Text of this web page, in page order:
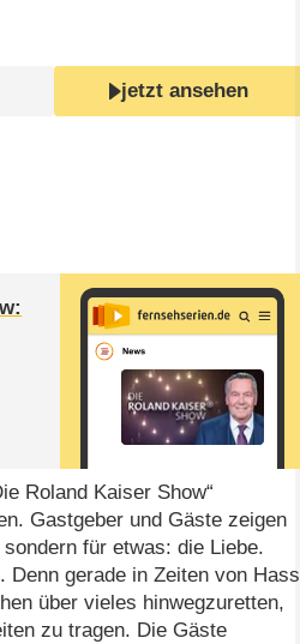
jetzt ansehen
Roland Kaiser Show“
Gastgeber und Gäste zeigen
für etwas: die Liebe.
Denn gerade in Zeiten von Hass
über vieles hinwegzuretten,
zu tragen. Die Gäste